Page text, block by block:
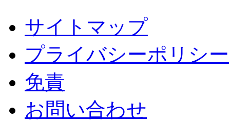
サイトマップ
プライバシーポリシー
免責
お問い合わせ